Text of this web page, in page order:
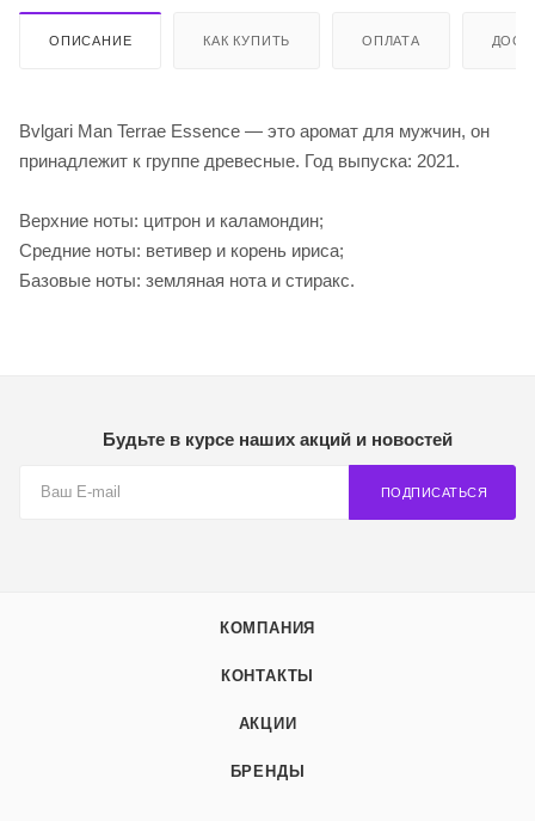
ОПИСАНИЕ КАК КУПИТЬ ОПЛАТА
Bvlgari Man Terrae Essence — это аромат для мужчин, он
принадлежит к группе древесные. Год выпуска: 2021.
Верхние ноты: цитрон и каламондин;
Средние ноты: ветивер и корень ириса;
Базовые ноты: земляная нота и стиракс.
Будьте в курсе наших акций и новостей
ПОДПИСАТЬСЯ
КОМПАНИЯ
КОНТАКТЫ
АКЦИИ
БРЕНДЫ